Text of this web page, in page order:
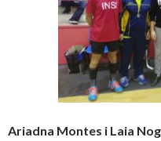
Ariadna Montes i Laia